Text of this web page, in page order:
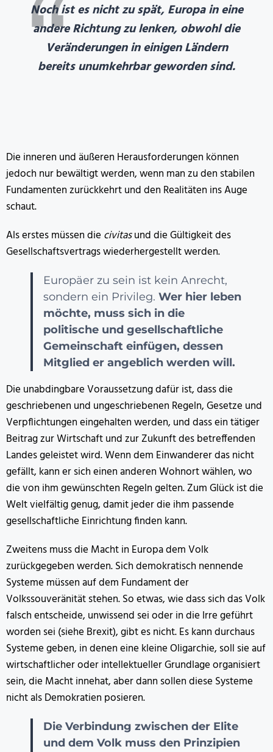
Noch ist es nicht zu spät, Europa in eine
andere Richtung zu lenken, obwohl die
Veränderungen in einigen Ländern
bereits unumkehrbar geworden sind.
Die inneren und äußeren Herausforderungen können
jedoch nur bewältigt werden, wenn man zu den stabilen
Fundamenten zurückkehrt und den Realitäten ins Auge
schaut.
Als erstes müssen die civitasund die Gültigkeit des
Gesellschaftsvertrags wiederhergestellt werden.
Europäer zu sein ist kein Anrecht,
sondern ein Privileg. Wer hier leben
möchte, muss sich in die
politische und gesellschaftliche
Gemeinschaft einfügen, dessen
Mitglied er angeblich werden will.
Die unabdingbare Voraussetzung dafür ist, dass die
geschriebenen und ungeschriebenen Regeln, Gesetze und
Verpflichtungen eingehalten werden, und dass ein tätiger
Beitrag zur Wirtschaft und zur Zukunft des betreffenden
Landes geleistet wird. Wenn dem Einwanderer das nicht
gefällt, kann er sich einen anderen Wohnort wählen, wo
die von ihm gewünschten Regeln gelten. Zum Glück ist die
Welt vielfältig genug, damit jeder die ihm passende
gesellschaftliche Einrichtung finden kann.
Zweitens muss die Macht in Europa dem Volk
zurückgegeben werden. Sich demokratisch nennende
Systeme müssen auf dem Fundament der
Volkssouveränität stehen. So etwas, wie dass sich das Volk
falsch entscheide, unwissend sei oder in die Irre geführt
worden sei (siehe Brexit), gibt es nicht. Es kann durchaus
Systeme geben, in denen eine kleine Oligarchie, soll sie auf
wirtschaftlicher oder intellektueller Grundlage organisiert
sein, die Macht innehat, aber dann sollen diese Systeme
nicht als Demokratien posieren.
Die Verbindung zwischen der Elite
und dem Volk muss den Prinzipien